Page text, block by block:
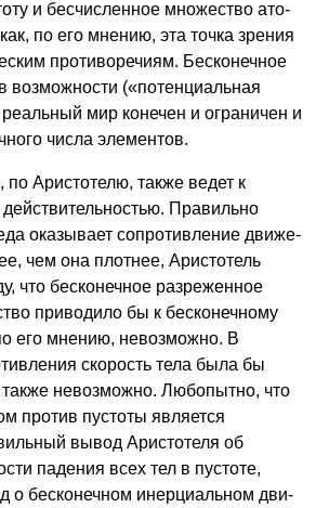
и бесчисленное множество ато­
по его мнению, эта точка зрения
противоречиям. Бесконечное
возможности («по­тенциальная
ре­альный мир конечен и ограничен и
числа эле­ментов.
по Аристотелю, также ведет к
Правильно
оказывает сопротивление движе­
чем она плотнее, Аристотель
что бесконечное разреженное
приводило бы к бесконеч­ному
его мнению, невозможно. В
скорость тела была бы
также невозможно. Лю­бопытно, что
против пустоты является
вывод Аристотеля об
падения всех тел в пустоте,
о бесконечном инерциальном дви­